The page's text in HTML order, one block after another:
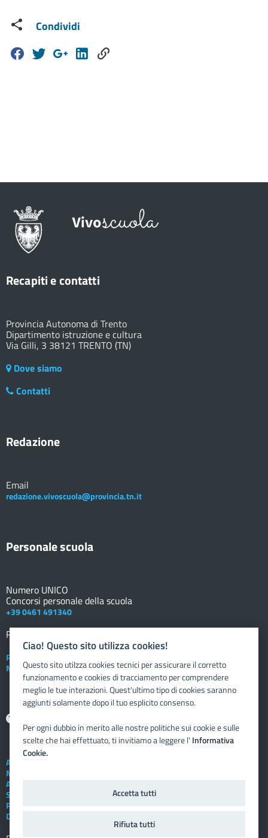
Condividi
Recapiti e contatti
Provincia Autonoma di Trento
Dipartimento istruzione e cultura
Via Gilli, 3 38121 TRENTO (TN)
Dove siamo
Contatti
Redazione
Email
redazione.vivoscuola@provincia.tn.it
Personale scuola
Numero UNICO
Concorsi personale della scuola
+39 0461 491340
Registro elettronico
Posta elettronica istituzionale
Nuovo sportello dipendente
Assistenza tecnica
Note legali
Albo telematico
Social Media Policy
Privacy
Dichiarazione di accessibilità
Ciao! Questo sito utilizza cookies!
Questo sito utilzza cookies tecnici per assicurare il corretto
funzionamento e cookies di tracciamento per comprendere
meglio le tue interazioni. Quest'ultimo tipo di cookies saranno
aggiunti solamente dopo il tuo esplicito consenso.
Per ogni dubbio in merito alle nostre politiche sui cookie e sulle
scelte che hai effettuato, ti invitiamo a leggere l' Informativa
Cookie.
Accetta tutti
Rifiuta tutti